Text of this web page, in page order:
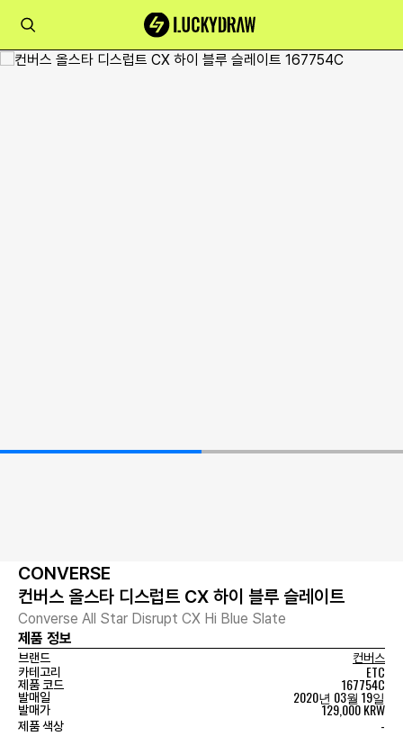
CONVERSE
컨버스 올스타 디스럽트 CX 하이 블루 슬레이트
Converse All Star Disrupt CX Hi Blue Slate
제품 정보
브랜드
컨버스
카테고리
ETC
제품 코드 167754C
발매일 2020년 03월 19일
발매가 129,000 KRW
제품 색상 -